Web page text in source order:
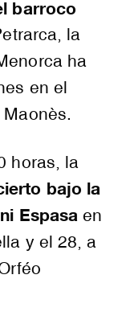
barroco
la
ha
en el
horas, la
bajo la
Espasa en
y el 28, a